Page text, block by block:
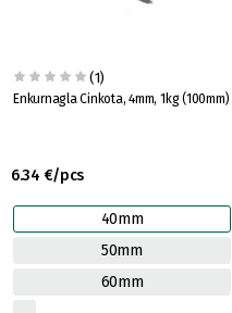
(1)
Enkurnagla Cinkota, 4mm, 1kg (100mm)
6.34 €/pcs
40mm
50mm
60mm